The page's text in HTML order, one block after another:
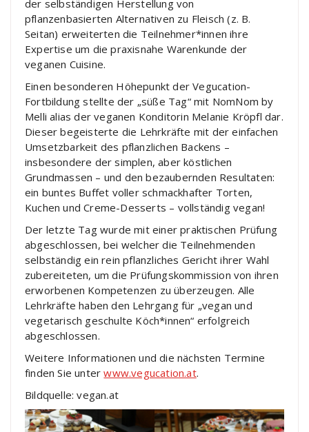
der selbständigen Herstellung von
pflanzenbasierten Alternativen zu Fleisch (z. B.
Seitan) erweiterten die Teilnehmer*innen ihre
Expertise um die praxisnahe Warenkunde der
veganen Cuisine.
Einen besonderen Höhepunkt der Vegucation-
Fortbildung stellte der „süße Tag“ mit NomNom by
Melli alias der veganen Konditorin Melanie Kröpfl dar.
Dieser begeisterte die Lehrkräfte mit der einfachen
Umsetzbarkeit des pflanzlichen Backens –
insbesondere der simplen, aber köstlichen
Grundmassen – und den bezaubernden Resultaten:
ein buntes Buffet voller schmackhafter Torten,
Kuchen und Creme-Desserts – vollständig vegan!
Der letzte Tag wurde mit einer praktischen Prüfung
abgeschlossen, bei welcher die Teilnehmenden
selbständig ein rein pflanzliches Gericht ihrer Wahl
zubereiteten, um die Prüfungskommission von ihren
erworbenen Kompetenzen zu überzeugen. Alle
Lehrkräfte haben den Lehrgang für „vegan und
vegetarisch geschulte Köch*innen“ erfolgreich
abgeschlossen.
Weitere Informationen und die nächsten Termine
finden Sie unterwww.vegucation.at.
Bildquelle: vegan.at